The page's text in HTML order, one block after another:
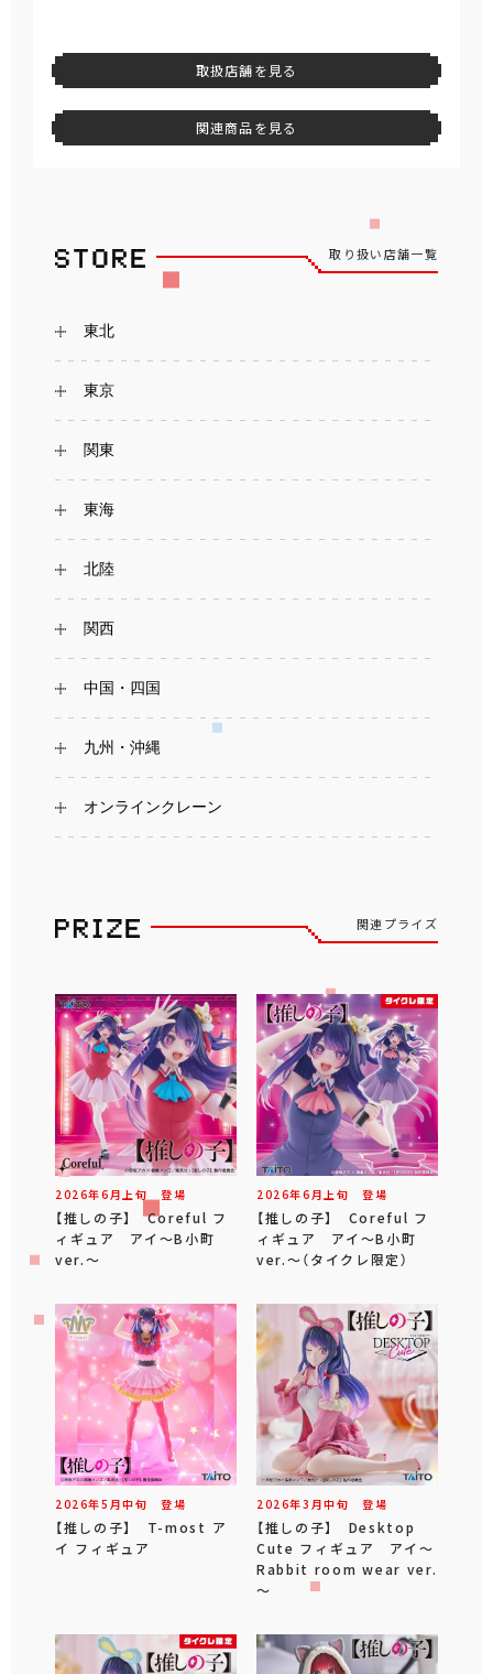
取扱店舗を見る
関連商品を見る
取り扱い店舗一覧
東北
東京
関東
東海
北陸
関西
中国・四国
九州・沖縄
オンラインクレーン
関連プライズ
2026年6 月 上旬 登場
【推しの子】 Coreful フ
ィギュア アイ～B小町
ver.～
2026年6 月 上旬 登場
【推しの子】 Coreful フ
ィギュア アイ～B小町
ver.～（タイクレ限定）
2026年5 月中旬 登場
【推しの子】 T-most ア
イ フィギュア
2026年3 月中旬 登場
【推しの子】 Desktop
Cute フィギュア アイ～
Rabbit room wear ver.
～